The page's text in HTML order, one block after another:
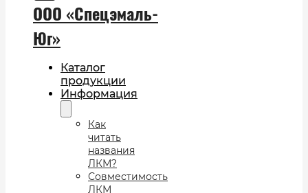
ООО «Спецэмаль-
Юг»
Каталог
продукции
Информация
Как
читать
названия
ЛКМ?
Совместимость
ЛКМ